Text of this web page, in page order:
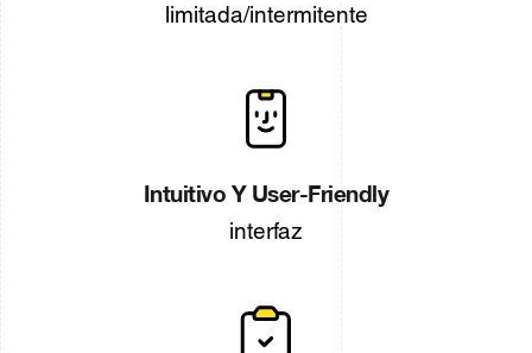
limitada/intermitente
Intuitivo Y User-Friendly
interfaz